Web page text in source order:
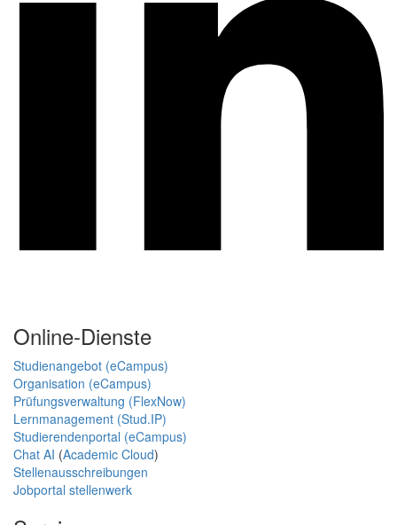
Online-Dienste
Studienangebot (eCampus)
Organisation (eCampus)
Prüfungsverwaltung (FlexNow)
Lernmanagement (Stud.IP)
Studierendenportal (eCampus)
Chat AI (Academic Cloud)
Stellenausschreibungen
Jobportal stellenwerk